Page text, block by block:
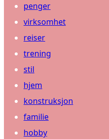
penger
virksomhet
reiser
trening
stil
hjem
konstruksjon
familie
hobby